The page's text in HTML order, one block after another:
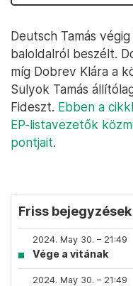
Deutsch Tamás
baloldalról beszélt.
míg Dobrev Klára a
Sulyok Tamás
Fideszt. Ebben a
EP-listavezetők
pontjait.
Friss bejegyzések
2024. May 30. – 21:49
Vége a vitának
2024. May 30. – 21:49